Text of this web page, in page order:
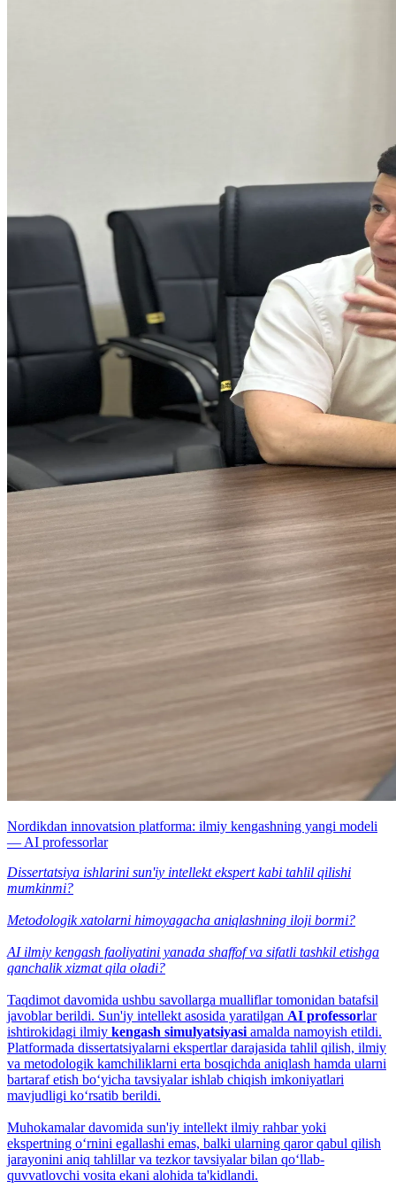
Nordikdan innovatsion platforma: ilmiy kengashning yangi modeli
— AI professorlar
Dissertatsiya ishlarini sun'iy intellekt ekspert kabi tahlil qilishi
mumkinmi?
Metodologik xatolarni himoyagacha aniqlashning iloji bormi?
AI ilmiy kengash faoliyatini yanada shaffof va sifatli tashkil etishga
qanchalik xizmat qila oladi?
Taqdimot davomida ushbu savollarga mualliflar tomonidan batafsil
javoblar berildi. Sun'iy intellekt asosida yaratilgan AI professorlar
ishtirokidagi ilmiy kengash simulyatsiyasi amalda namoyish etildi.
Platformada dissertatsiyalarni ekspertlar darajasida tahlil qilish, ilmiy
va metodologik kamchiliklarni erta bosqichda aniqlash hamda ularni
bartaraf etish bo‘yicha tavsiyalar ishlab chiqish imkoniyatlari
mavjudligi ko‘rsatib berildi.
Muhokamalar davomida sun'iy intellekt ilmiy rahbar yoki
ekspertning o‘rnini egallashi emas, balki ularning qaror qabul qilish
jarayonini aniq tahlillar va tezkor tavsiyalar bilan qo‘llab-
quvvatlovchi vosita ekani alohida ta'kidlandi.